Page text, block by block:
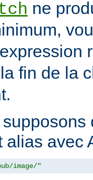
ne
fin de la
alias avec
image/"